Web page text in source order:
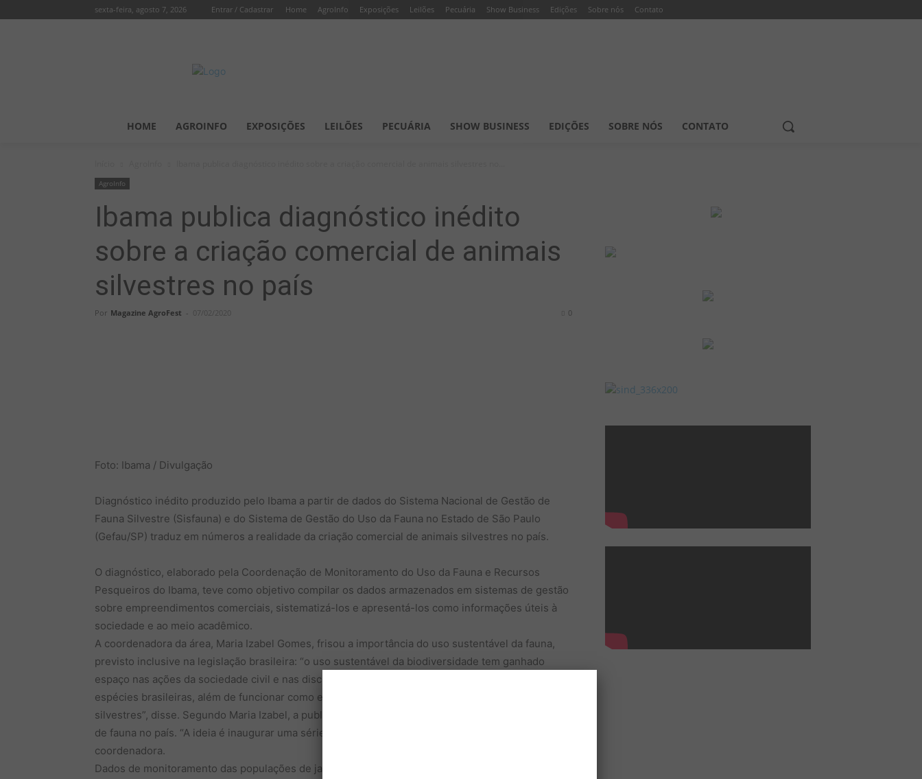
sexta-feira, agosto 7, 2026 Entrar / Cadastrar Home AgroInfo Exposições Leilões Pecuária Show Business Edições Sobre nós Contato
HOME AGROINFO EXPOSIÇÕES LEILÕES PECUÁRIA SHOW BUSINESS EDIÇÕES SOBRE NÓS CONTATO
AgroInfo
Ibama publica diagnóstico inédito
sobre a criação comercial de animais
silvestres no país
Por Magazine AgroFest - 07/02/2020 0
Foto: Ibama / Divulgação
Diagnóstico inédito produzido pelo Ibama a partir de dados do Sistema Nacional de Gestão de
Fauna Silvestre (Sisfauna) e do Sistema de Gestão do Uso da Fauna no Estado de São Paulo
(Gefau/SP) traduz em números a realidade da criação comercial de animais silvestres no país.
O diagnóstico, elaborado pela Coordenação de Monitoramento do Uso da Fauna e Recursos
Pesqueiros do Ibama, teve como objetivo compilar os dados armazenados em sistemas de gestão
sobre empreendimentos comerciais, sistematizá-los e apresentá-los como informações úteis à
sociedade e ao meio acadêmico.
A coordenadora da área, Maria Izabel Gomes, frisou a importância do uso sustentável da fauna,
previsto inclusive na legislação brasileira: “o uso sustentável da biodiversidade tem ganhado
espaço nas ações da sociedade civil e nas discussões acadêmicas essenciais à conservação das
espécies brasileiras, além de funcionar como estratégia de combate ao tráfico de animais
silvestres”, disse. Segundo Maria Izabel, a publicação é a primeira de uma sequência sobre o uso
de fauna no país. “A ideia é inaugurar uma série histórica sobre o assunto”, afirmou a
coordenadora.
Dados de monitoramento das populações de jacaré-do-papo-amarelo, realizado pelo Instituto